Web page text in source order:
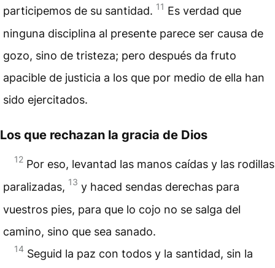
participemos de su santidad. 11 Es verdad que
ninguna disciplina al presente parece ser causa de
gozo, sino de tristeza; pero después da fruto
apacible de justicia a los que por medio de ella han
sido ejercitados.
Los que rechazan la gracia de Dios
12 Por eso, levantad las manos caídas y las rodillas
paralizadas, 13 y haced sendas derechas para
vuestros pies, para que lo cojo no se salga del
camino, sino que sea sanado.
14 Seguid la paz con todos y la santidad, sin la